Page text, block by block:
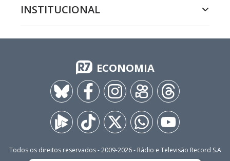
INSTITUCIONAL
ECONOMIA
Todos os direitos reservados - 2009-2026- Rádio e Televisão Record S.A